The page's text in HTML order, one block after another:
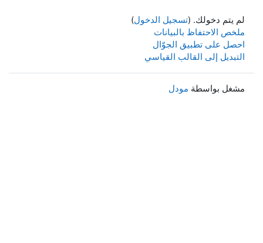
لم يتم دخولك. (تسجيل الدخول)
ملخص الاحتفاظ بالبيانات
احصل على تطبيق الجوّال
التبديل إلى القالب القياسي
مشغل بواسطة مودل